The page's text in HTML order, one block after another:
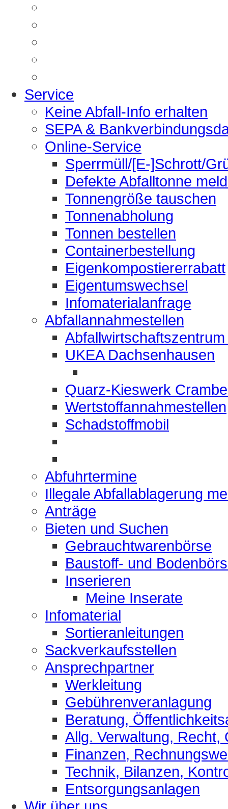
Service
Keine Abfall-Info erhalten
SEPA &
Online-Service
Sperrmüll/[E-]Schrott/
Defekte Abfalltonne
Tonnengröße tauschen
Tonnenabholung
Tonnen bestellen
Containerbestellung
Eigenkompostiererrabatt
Eigentumswechsel
Infomaterialanfrage
Abfallannahmestellen
UKEA Dachsenhausen
Quarz-Kieswerk
Wertstoffannahmestellen
Schadstoffmobil
Abfuhrtermine
Illegale Abfallablagerung
Anträge
Bieten und Suchen
Gebrauchtwarenbörse
Baustoff- und
Inserieren
Meine Inserate
Infomaterial
Sortieranleitungen
Sackverkaufsstellen
Ansprechpartner
Werkleitung
Gebührenveranlagung
Beratung,
Allg. Verwaltung, Recht,
Finanzen,
Technik, Bilanzen,
Entsorgungsanlagen